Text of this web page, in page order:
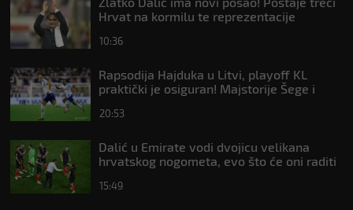
Hrvat na kormilu te reprezentacije
10:36
Rapsodija Hajduka u Litvi, playoff KL
praktički je osiguran! Majstorije Šege i
20:53
Dalić u Emirate vodi dvojicu velikana
hrvatskog nogometa, evo što će oni raditi
15:49